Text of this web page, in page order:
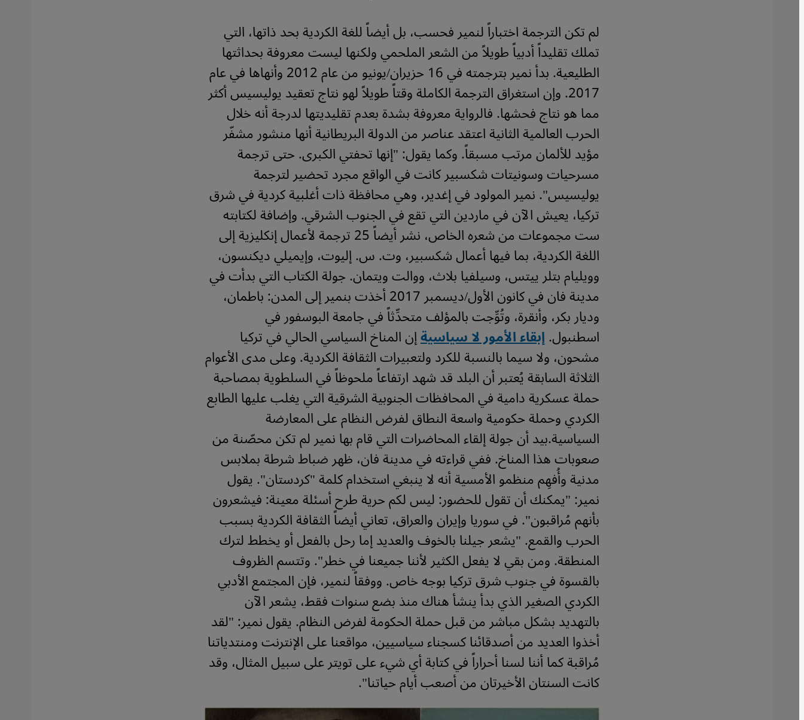
لم تكن الترجمة اختباراً لنمير فحسب، بل أيضاً للغة الكردية بحد ذاتها، التي
تملك تقليداً أدبياً طويلاً من الشعر الملحمي ولكنها ليست معروفة بحداثتها
الطليعية. بدأ نمير بترجمته في 16 حزيران/يونيو من عام 2012 وأنهاها في عام
2017. وإن استغراق الترجمة الكاملة وقتاً طويلاً لهو نتاج تعقيد يوليسيس أكثر
مما هو نتاج فحشها. فالرواية معروفة بشدة بعدم تقليديتها لدرجة أنه خلال
الحرب العالمية الثانية اعتقد عناصر من الدولة البريطانية أنها منشور مشفّر
مؤيد للألمان مرتب مسبقاً.وكما يقول: "إنها تحفتي الكبرى. حتى ترجمة
مسرحيات وسونيتات شكسبير كانت في الواقع مجرد تحضير لترجمة
يوليسيس".نمير المولود في إغدير، وهي محافظة ذات أغلبية كردية في شرق
تركيا، يعيش الآن في ماردين التي تقع في الجنوب الشرقي. وإضافة لكتابته
ست مجموعات من شعره الخاص، نشر أيضاً 25 ترجمة لأعمال إنكليزية إلى
اللغة الكردية، بما فيها أعمال شكسبير، وت. س. إليوت، وإيميلي ديكنسون،
وويليام بتلر ييتس، وسيلفيا بلاث، ووالت ويتمان.جولة الكتاب التي بدأت في
مدينة فان في كانون الأول/ديسمبر 2017 أخذت بنمير إلى المدن: باطمان،
وديار بكر، وأنقرة، وتُوِّجت بالمؤلف متحدِّثاً في جامعة البوسفور في
اسطنبول.إبقاء الأمور لا سياسيةإن المناخ السياسي الحالي في تركيا
مشحون، ولا سيما بالنسبة للكرد ولتعبيرات الثقافة الكردية. وعلى مدى الأعوام
الثلاثة السابقة يُعتبر أن البلد قد شهد ارتفاعاً ملحوظاً في السلطوية بمصاحبة
حملة عسكرية دامية في المحافظات الجنوبية الشرقية التي يغلب عليها الطابع
الكردي وحملة حكومية واسعة النطاق لفرض النظام على المعارضة
السياسية.بيد أن جولة إلقاء المحاضرات التي قام بها نمير لم تكن محصّنة من
صعوبات هذا المناخ. ففي قراءته في مدينة فان، ظهر ضباط شرطة بملابس
مدنية وأُفهِم منظمو الأمسية أنه لا ينبغي استخدام كلمة "كردستان".يقول
نمير: "يمكنك أن تقول للحضور: ليس لكم حرية طرح أسئلة معينة: فيشعرون
بأنهم مُراقبون". في سوريا وإيران والعراق، تعاني أيضاً الثقافة الكردية بسبب
الحرب والقمع. "يشعر جيلنا بالخوف والعديد إما رحل بالفعل أو يخطط لترك
المنطقة. ومن بقي لا يفعل الكثير لأننا جميعنا في خطر".وتتسم الظروف
بالقسوة في جنوب شرق تركيا بوجه خاص. ووفقاً لنمير، فإن المجتمع الأدبي
الكردي الصغير الذي بدأ ينشأ هناك منذ بضع سنوات فقط، يشعر الآن
بالتهديد بشكل مباشر من قبل حملة الحكومة لفرض النظام.يقول نمير: "لقد
أخذوا العديد من أصدقائنا كسجناء سياسيين، مواقعنا على الإنترنت ومنتدياتنا
مُراقبة كما أننا لسنا أحراراً في كتابة أي شيء على تويتر على سبيل المثال، وقد
كانت السنتان الأخيرتان من أصعب أيام حياتنا".